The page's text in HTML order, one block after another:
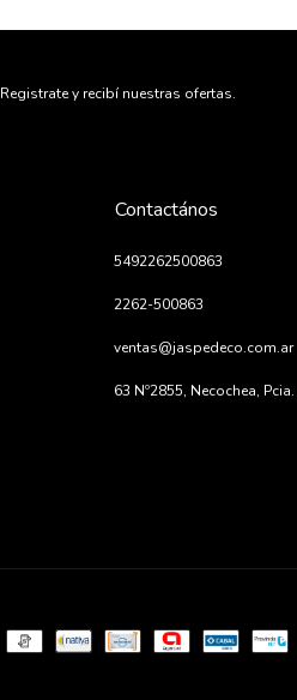
Registrate y recibí nuestras ofertas.
Contactános
5492262500863
2262-500863
ventas@jaspedeco.com.ar
63 Nº2855, Necochea,